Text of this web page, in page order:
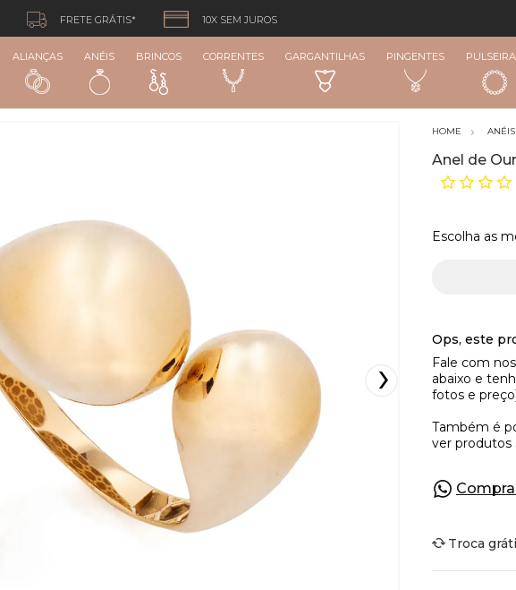
FRETE GRÁTIS* 10X SEM JUROS
ALIANÇAS ANÉIS BRINCOS CORRENTES GARGANTILHAS PINGENTES
ANÉIS
Anel de
Escolha as
Troca